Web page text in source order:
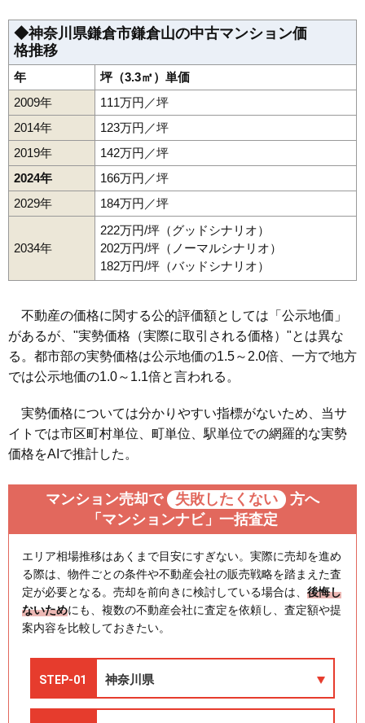
◆神奈川県鎌倉市鎌倉山の中古マンション価
格推移
年
坪（3.3㎡）単価
2009年
111万円／坪
2014年
123万円／坪
2019年
142万円／坪
2024年
166万円／坪
2029年
184万円／坪
2034年
222万円/坪（グッドシナリオ）
202万円/坪（ノーマルシナリオ）
182万円/坪（バッドシナリオ）
不動産の価格に関する公的評価額としては「公示地価」
があるが、"実勢価格（実際に取引される価格）"とは異な
る。都市部の実勢価格は公示地価の1.5～2.0倍、一方で地方
では公示地価の1.0～1.1倍と言われる。
実勢価格については分かりやすい指標がないため、当サ
イトでは市区町村単位、町単位、駅単位での網羅的な実勢
価格をAIで推計した。
マンション売却で 失敗したくない
方へ
「マンションナビ」一括査定
エリア相場推移はあくまで目安にすぎない。実際に売却を進め
る際は、物件ごとの条件や不動産会社の販売戦略を踏まえた査
定が必要となる。売却を前向きに検討している場合は、 後悔し
ないためにも、複数の不動産会社に査定を依頼し、査定額や提
案内容を比較しておきたい。